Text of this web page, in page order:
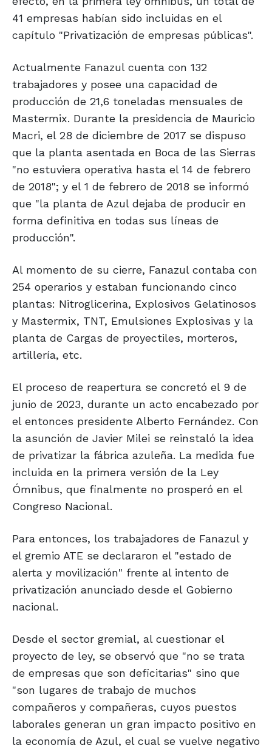
41 empresas habían sido incluidas en el
capítulo "Privatización de empresas públicas".
Actualmente Fanazul cuenta con 132
trabajadores y posee una capacidad de
producción de 21,6 toneladas mensuales de
Mastermix. Durante la presidencia de Mauricio
Macri, el 28 de diciembre de 2017 se dispuso
que la planta asentada en Boca de las Sierras
"no estuviera operativa hasta el 14 de febrero
de 2018"; y el 1 de febrero de 2018 se informó
que "la planta de Azul dejaba de producir en
forma definitiva en todas sus líneas de
producción".
Al momento de su cierre, Fanazul contaba con
254 operarios y estaban funcionando cinco
plantas: Nitroglicerina, Explosivos Gelatinosos
y Mastermix, TNT, Emulsiones Explosivas y la
planta de Cargas de proyectiles, morteros,
artillería, etc.
El proceso de reapertura se concretó el 9 de
junio de 2023, durante un acto encabezado por
el entonces presidente Alberto Fernández. Con
la asunción de Javier Milei se reinstaló la idea
de privatizar la fábrica azuleña. La medida fue
incluida en la primera versión de la Ley
Ómnibus, que finalmente no prosperó en el
Congreso Nacional.
Para entonces, los trabajadores de Fanazul y
el gremio ATE se declararon el "estado de
alerta y movilización" frente al intento de
privatización anunciado desde el Gobierno
nacional.
Desde el sector gremial, al cuestionar el
proyecto de ley, se observó que "no se trata
de empresas que son deficitarias" sino que
"son lugares de trabajo de muchos
compañeros y compañeras, cuyos puestos
laborales generan un gran impacto positivo en
la economía de Azul, el cual se vuelve negativo